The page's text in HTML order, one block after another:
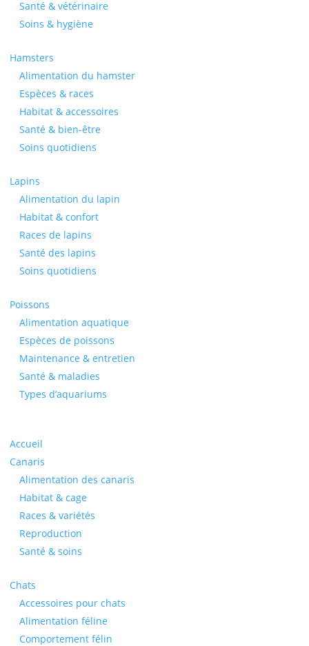
Santé & vétérinaire
Soins & hygiène
Hamsters
Alimentation du hamster
Espèces & races
Habitat & accessoires
Santé & bien-être
Soins quotidiens
Lapins
Alimentation du lapin
Habitat & confort
Races de lapins
Santé des lapins
Soins quotidiens
Poissons
Alimentation aquatique
Espèces de poissons
Maintenance & entretien
Santé & maladies
Types d’aquariums
Accueil
Canaris
Alimentation des canaris
Habitat & cage
Races & variétés
Reproduction
Santé & soins
Chats
Accessoires pour chats
Alimentation féline
Comportement félin